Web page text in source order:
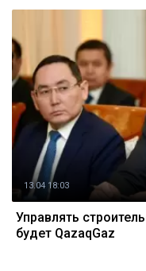
13.04 18:03
Управлять
будет QazaqGaz